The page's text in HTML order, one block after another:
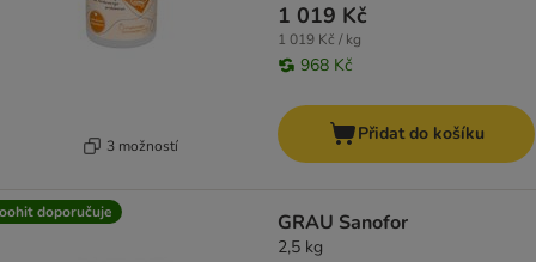
3 možností
1 019 Kč
1 019 Kč / kg
968 Kč
Přidat do košíku
doporučuje GRAU Sanofor
2,5 kg